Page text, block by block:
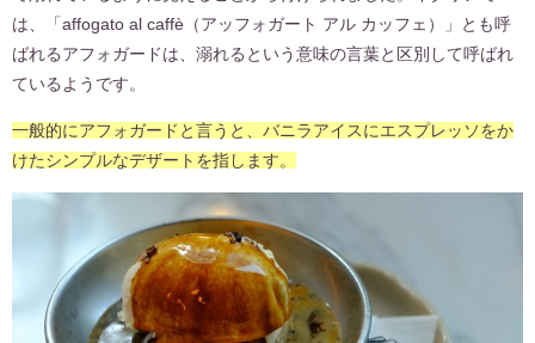
は、「affogato al caffè（アッフォガート アル カッフェ）」とも呼
ばれるアフォガードは、溺れるという意味の言葉と区別して呼ばれ
ているようです。
一般的にアフォガードと言うと、バニラアイスにエスプレッソをか
けたシンプルなデザートを指します。